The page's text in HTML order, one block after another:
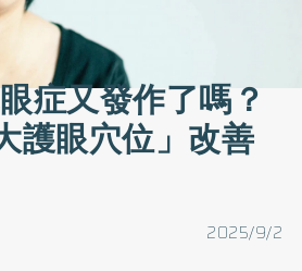
症又發作了嗎？
護眼穴位」改善
2025/9/2